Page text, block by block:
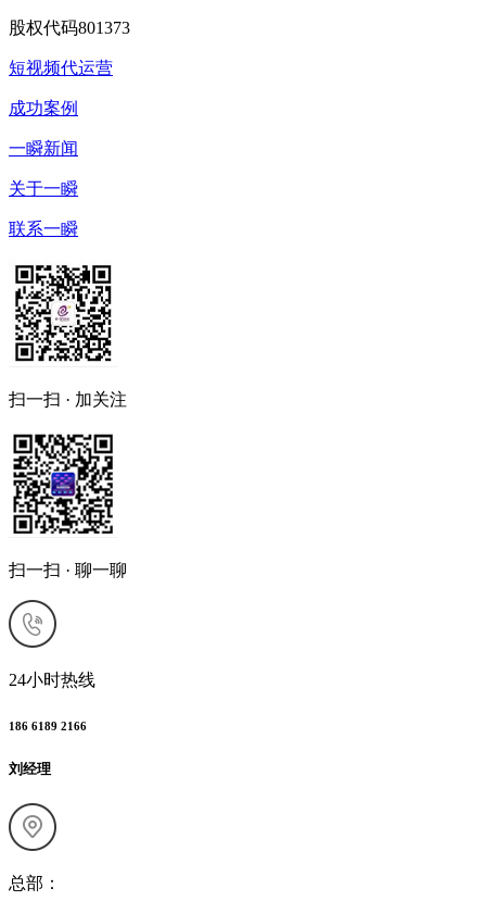
股权代码801373
短视频代运营
成功案例
一瞬新闻
关于一瞬
联系一瞬
扫一扫 · 加关注
扫一扫 · 聊一聊
24小时热线
186 6189 2166
刘经理
总部：